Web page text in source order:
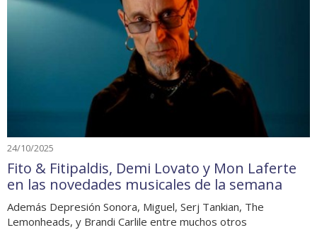
24/10/2025
Fito & Fitipaldis, Demi Lovato y Mon Laferte
en las novedades musicales de la semana
Además Depresión Sonora, Miguel, Serj Tankian, The
Lemonheads, y Brandi Carlile entre muchos otros